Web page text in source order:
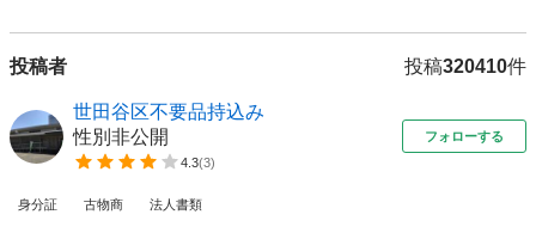
投稿者 投稿320410件
世田谷区不要品持込み
性別非公開
4.3(3)
フォローする
身分証 古物商 法人書類